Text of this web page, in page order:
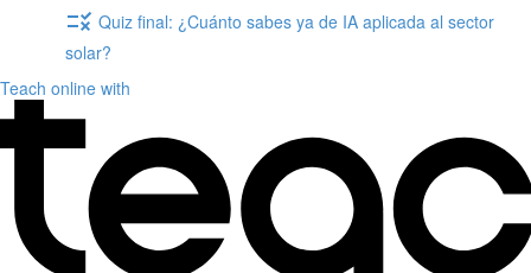
Quiz final: ¿Cuánto sabes ya de IA aplicada al sector
solar?
Teach online with